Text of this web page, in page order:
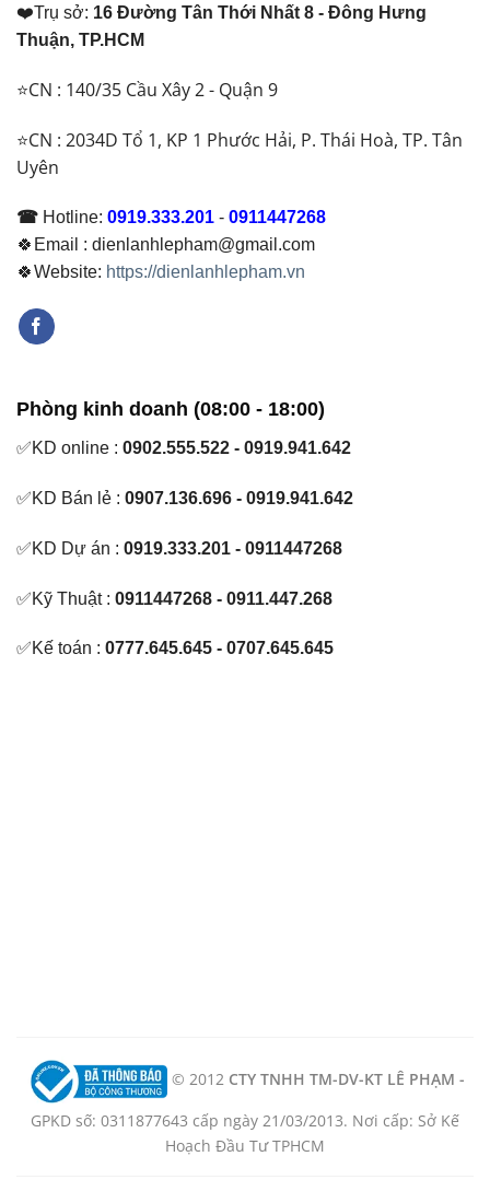
❤️Trụ sở: 16 Đường Tân Thới Nhất 8 - Đông Hưng
Thuận, TP.HCM
⭐CN : 140/35 Cầu Xây 2 - Quận 9
⭐CN : 2034D Tổ 1, KP 1 Phước Hải, P. Thái Hoà, TP. Tân
Uyên
☎ Hotline: 0919.333.201 - 0911447268
🍀Email : dienlanhlepham@gmail.com
🍀Website: https://dienlanhlepham.vn
Phòng kinh doanh (08:00 - 18:00)
✅KD online : 0902.555.522 - 0919.941.642
✅KD Bán lẻ : 0907.136.696 - 0919.941.642
✅KD Dự án : 0919.333.201 - 0911447268
✅Kỹ Thuật : 0911447268 - 0911.447.268
✅Kế toán : 0777.645.645 - 0707.645.645
© 2012 CTY TNHH TM-DV-KT LÊ PHẠM -
GPKD số: 0311877643 cấp ngày 21/03/2013. Nơi cấp: Sở Kế
Hoạch Đầu Tư TPHCM